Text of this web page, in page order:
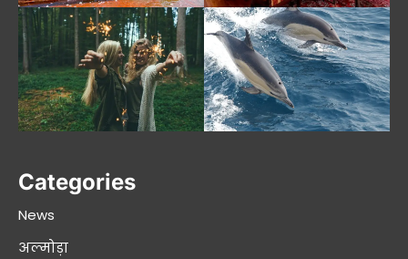
Categories
News
अल्मोड़ा